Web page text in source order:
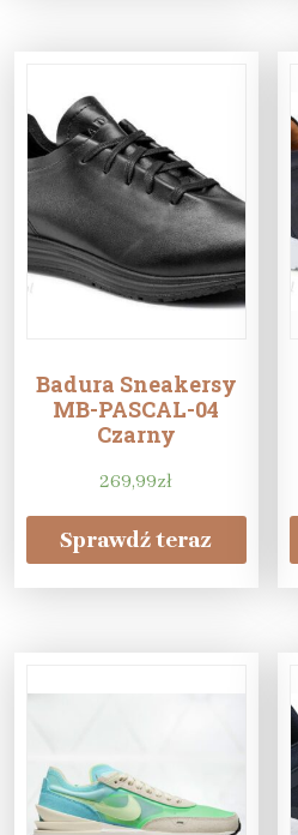
Badura Sneakersy
MB-PASCAL-04
Czarny
269,99zł
Sprawdź teraz